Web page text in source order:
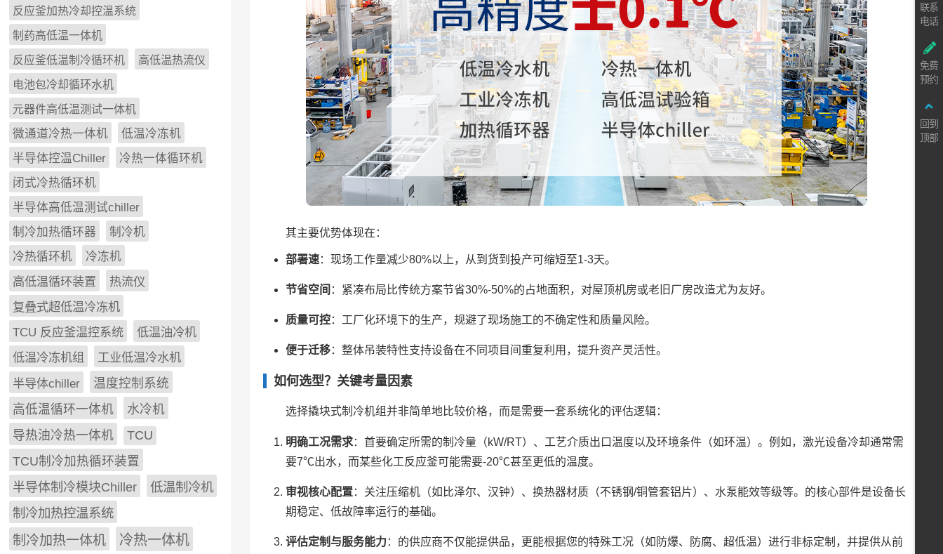
其主要优势体现在：
部署速：现场工作量减少80%以上，从到货到投产可缩短至1-3天。
节省空间 ：紧凑布局比传统方案节省30%-50%的占地面积，对屋顶机房或老旧厂房改造尤为友好。
质量可控：工厂化环境下的生产，规避了现场施工的不确定性和质量风险。
便于迁移：整体吊装特性支持设备在不同项目间重复利用，提升资产灵活性。
如何选型？关键考量因素
选择撬块式制冷机组并非简单地比较价格，而是需要一套系统化的评估逻辑：
明确工况需求：首要确定所需的制冷量（kW/RT）、工艺介质出口温度以及环境条件（如环温）。例如，激光设备冷却通常需
要7℃出水，而某些化工反应釜可能需要-20℃甚至更低的温度。
审视核心配置：关注压缩机（如比泽尔、汉钟）、换热器材质（不锈钢/铜管套铝片）、水泵能效等级等。的核心部件是设备长
期稳定、低故障率运行的基础。
评估定制与服务能力：的供应商不仅能提供品，更能根据您的特殊工况（如防爆、防腐、超低温）进行非标定制，并提供从前
反应釜加热冷却控温系统
制药高低温一体机
反应釜低温制冷循环机 高低温热流仪
电池包冷却循环水机
元器件高低温测试一体机
微通道冷热一体机
低温冷冻机
半导体控温Chiller
冷热一体循环机
闭式冷热循环机
半导体高低温测试chiller
制冷加热循环器
制冷机
冷热循环机
冷冻机
高低温循环装置
热流仪
复叠式超低温冷冻机
TCU 反应釜温控系统
低温油冷机
低温冷冻机组
工业低温冷水机
半导体chiller
温度控制系统
高低温循环一体机
水冷机
导热油冷热一体机
TCU
TCU制冷加热循环装置
半导体制冷模块Chiller
低温制冷机
制冷加热控温系统
制冷加热一体机
冷热一体机
联系
电话
免费
预约
回到
顶部